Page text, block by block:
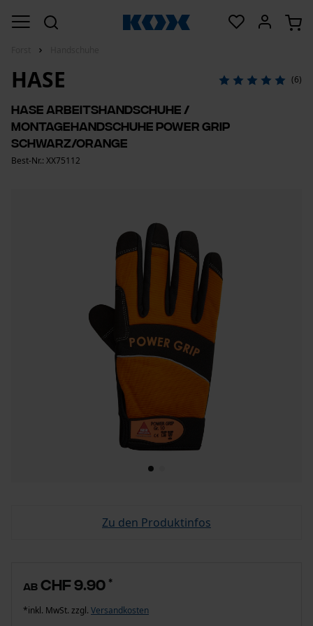
HASE (6)
Hase Arbeitshandschuhe /
Montagehandschuhe Power Grip
Schwarz/Orange
Best-Nr.: XX75112
Zu den Produktinfos
ab CHF 9.90 *
*inkl. MwSt. zzgl. Versandkosten